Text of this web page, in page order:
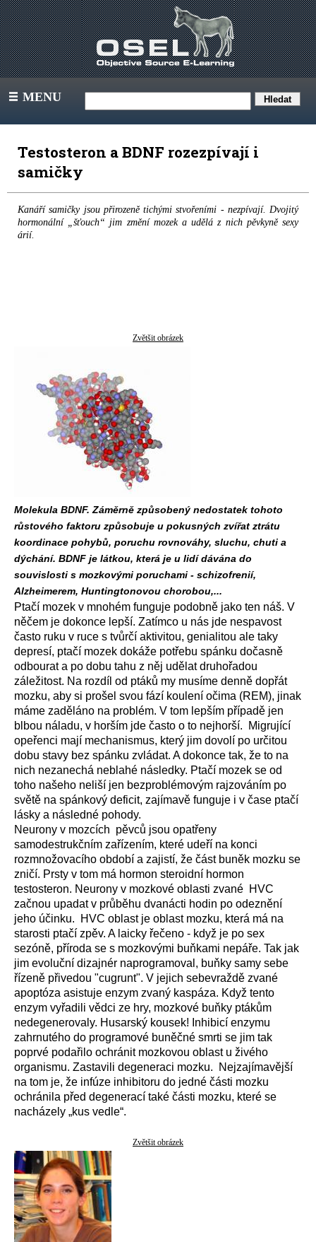
III MENU
Testosteron a BDNF rozezpívají i
samičky
Kanáří samičky jsou přirozeně tichými stvořeními - nezpívají. Dvojitý
hormonální „šťouch“ jim změní mozek a udělá z nich pěvkyně sexy
árií.
Zvětšit obrázek
Molekula BDNF. Záměrně způsobený nedostatek tohoto
růstového faktoru způsobuje u pokusných zvířat ztrátu
koordinace pohybů, poruchu rovnováhy, sluchu, chuti a
dýchání. BDNF je látkou, která je u lidí dávána do
souvislosti s mozkovými poruchami - schizofrenií,
Alzheimerem, Huntingtonovou chorobou,...
Ptačí mozek v mnohém funguje podobně jako ten náš. V
něčem je dokonce lepší. Zatímco u nás jde nespavost
často ruku v ruce s tvůrčí aktivitou, genialitou ale taky
depresí, ptačí mozek dokáže potřebu spánku dočasně
odbourat a po dobu tahu z něj udělat druhořadou
záležitost. Na rozdíl od ptáků my musíme denně dopřát
mozku, aby si prošel svou fází koulení očima (REM), jinak
máme zaděláno na problém. V tom lepším případě jen
blbou náladu, v horším jde často o to nejhorší. Migrující
opeřenci mají mechanismus, který jim dovolí po určitou
dobu stavy bez spánku zvládat. A dokonce tak, že to na
nich nezanechá neblahé následky. Ptačí mozek se od
toho našeho neliší jen bezproblémovým rajzováním po
světě na spánkový deficit, zajímavě funguje i v čase ptačí
lásky a následné pohody.
Neurony v mozcích pěvců jsou opatřeny
samodestrukčním zařízením, které udeří na konci
rozmnožovacího období a zajistí, že část buněk mozku se
zničí. Prsty v tom má hormon steroidní hormon
testosteron. Neurony v mozkové oblasti zvané HVC
začnou upadat v průběhu dvanácti hodin po odeznění
jeho účinku. HVC oblast je oblast mozku, která má na
starosti ptačí zpěv. A laicky řečeno - když je po sex
sezóně, příroda se s mozkovými buňkami nepáře. Tak jak
jim evoluční dizajnér naprogramoval, buňky samy sebe
řízeně přivedou "cugrunt". V jejich sebevraždě zvané
apoptóza asistuje enzym zvaný kaspáza. Když tento
enzym vyřadili vědci ze hry, mozkové buňky ptákům
nedegenerovaly. Husarský kousek! Inhibicí enzymu
zahrnutého do programové buněčné smrti se jim tak
poprvé podařilo ochránit mozkovou oblast u živého
organismu. Zastavili degeneraci mozku. Nejzajímavější
na tom je, že infúze inhibitoru do jedné části mozku
ochránila před degenerací také části mozku, které se
nacházely „kus vedle“.
Zvětšit obrázek